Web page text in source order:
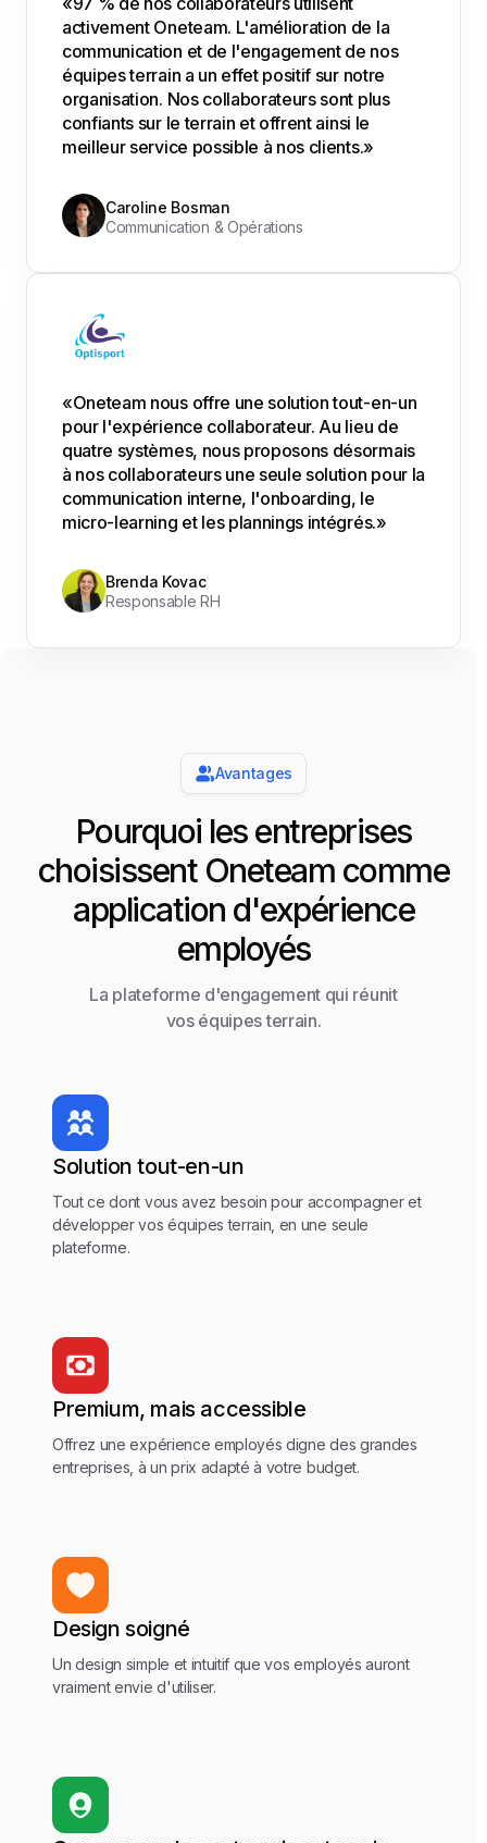
activement Oneteam. L'amélioration de la
communication et de l'engagement de nos
équipes terrain a un effet positif sur notre
organisation. Nos collaborateurs sont plus
confiants sur le terrain et offrent ainsi le
meilleur service possible à nos clients.»
Caroline Bosman
Communication & Opérations
«Oneteam nous offre une solution tout-en-un
pour l'expérience collaborateur. Au lieu de
quatre systèmes, nous proposons désormais
à nos collaborateurs une seule solution pour la
communication interne, l'onboarding, le
micro-learning et les plannings intégrés.»
Brenda Kovac
Responsable RH
Avantages
Pourquoi les entreprises
choisissent Oneteam comme
application d'expérience
employés
La plateforme d'engagement qui réunit
vos équipes terrain.
Solution tout-en-un
Tout ce dont vous avez besoin pour accompagner et
développer vos équipes terrain, en une seule
plateforme.
Premium, mais accessible
Offrez une expérience employés digne des grandes
entreprises, à un prix adapté à votre budget.
Design soigné
Un design simple et intuitif que vos employés auront
vraiment envie d'utiliser.